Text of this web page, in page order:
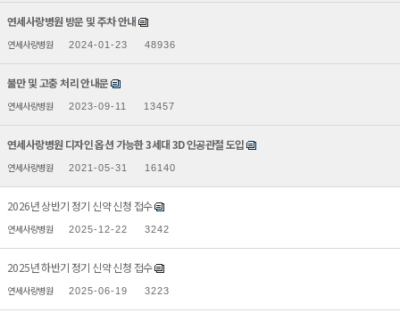
연세사랑병원 방문 및 주차 안내
연세사랑병원 2024-01-23 48936
불만 및 고충 처리 안내문
연세사랑병원 2023-09-11 13457
연세사랑병원 디자인 옵션 가능한 3세대 3D 인공관절 도입
연세사랑병원 2021-05-31 16140
2026년 상반기 정기 신약 신청 접수
연세사랑병원 2025-12-22 3242
2025년 하반기 정기 신약 신청 접수
연세사랑병원 2025-06-19 3223